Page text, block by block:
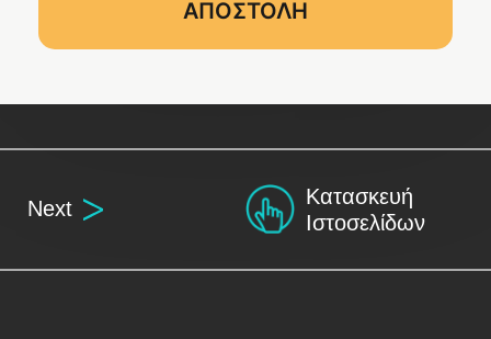
Next
Κατασκευή
Ιστοσελίδων